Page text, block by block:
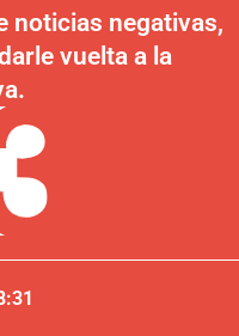
noticias negativas,
vuelta a la